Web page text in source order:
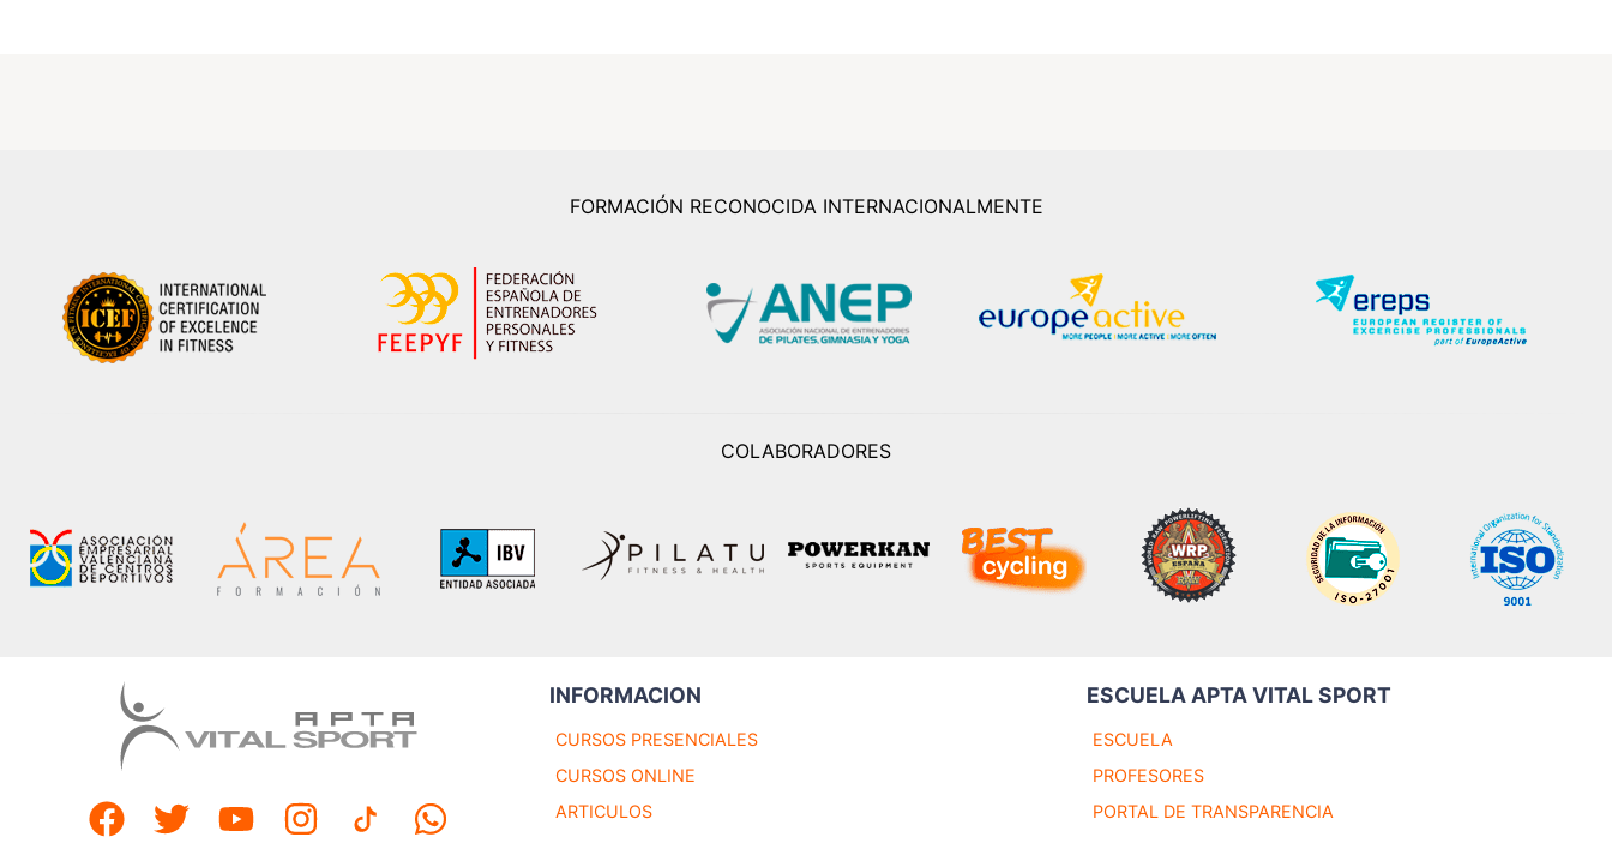
FORMACIÓN RECONOCIDA INTERNACIONALMENTE
COLABORADORES
INFORMACION
CURSOS PRESENCIALES
CURSOS ONLINE
ARTICULOS
ESCUELA APTA VITAL SPORT
ESCUELA
PROFESORES
PORTAL DE TRANSPARENCIA